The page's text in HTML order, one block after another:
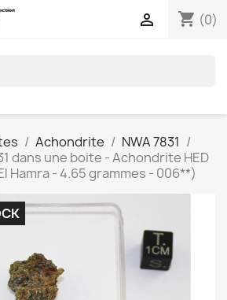
shopping_cart (0)

Achondrite
NWA 7831
dans une boite - Achondrite HED
Hamra - 4.65 grammes - 006**)